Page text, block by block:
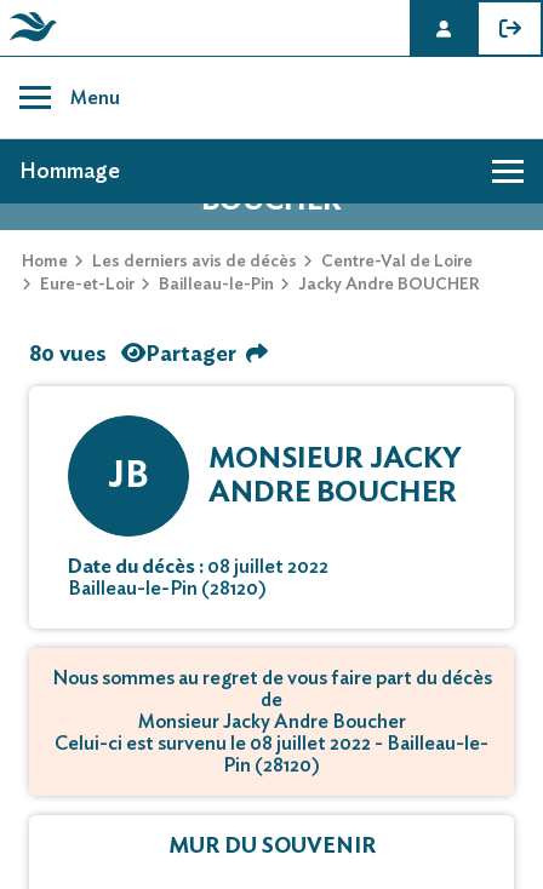
content
Menu
AVIS DE DÉCÈS DE JACKY ANDRE
BOUCHER
Home Les derniers avis de décès
Centre-Val de Loire
Eure-et-Loir
Bailleau-le-Pin Jacky Andre BOUCHER
Hommage
80 vues Partager
JB
MONSIEUR JACKY
ANDRE BOUCHER
Date du décès : 08 juillet 2022
Bailleau-le-Pin (28120)
Nous sommes au regret de vous faire part du décès
de
Monsieur Jacky Andre Boucher
Celui-ci est survenu le 08 juillet 2022 - Bailleau-le-
Pin (28120)
MUR DU SOUVENIR